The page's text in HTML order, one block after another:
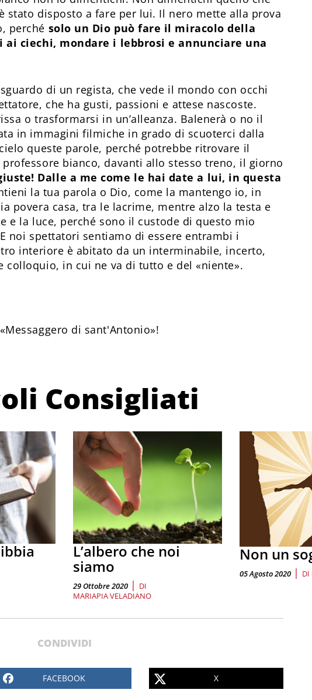
stato disposto a fare per lui. Il nero mette alla prova
perché solo un Dio può fare il miracolo della
ai ciechi, mondare i lebbrosi e annunciare una
di un regista, che vede il mondo con occhi
che ha gusti, passioni e attese nascoste.
o trasformarsi in un’alleanza. Balenerà o no il
in immagini filmiche in grado di scuoterci dalla
queste parole, perché potrebbe ritrovare il
bianco, davanti allo stesso treno, il giorno
Dalle a me come le hai date a lui, in questa
la tua parola o Dio, come la mantengo io, in
povera casa, tra le lacrime, mentre alzo la testa e
e la luce, perché sono il custode di questo mio
noi spettatori sentiamo di essere entrambi i
interiore è abitato da un interminabile, incerto,
colloquio, in cui ne va di tutto e del «niente».
di sant'Antonio»!
Consigliati
L’albero che noi
siamo
29 Ottobre 2020 | DI
MARIAPIA VELADIANO
Non un
05 Agosto 2020 | DI
CONDIVIDI
FACEBOOK X